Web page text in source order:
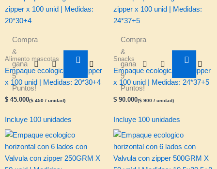
Compra
&
gana
5
Puntos!
Alimento mascotas
Empaque ecologico con zipper
x 100 unid | Medidas: 20*30+4
$ 45.000($ 450 / unidad)
Incluye 100 unidades
Compra
&
gana
9
Puntos!
Snacks
Empaque ecologico con zipper
x 100 unid | Medidas: 24*37+5
$ 90.000($ 900 / unidad)
Incluye 100 unidades